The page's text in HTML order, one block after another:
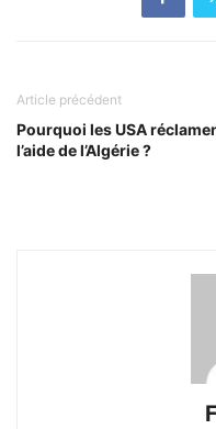
Article précédent
Pourquoi les USA
l’aide de l’Algérie ?